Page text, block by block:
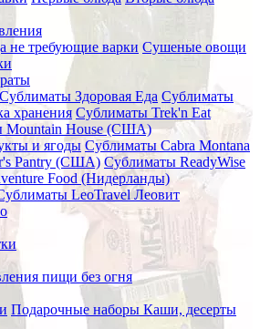
не требующие варки Сушеные овощи
Сублиматы Здоровая Еда Сублиматы
хранения Сублиматы Trek'n Eat
Mountain House (США)
и ягоды Сублиматы Cabra Montana
Pantry (США) Сублиматы ReadyWise
Food (Нидерланды)
LeoTravel Леовит
пищи без огня
Подарочные наборы Каши, десерты